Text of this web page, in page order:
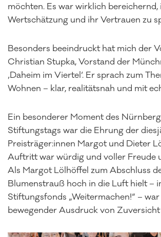
möchten. Es war wirklich
Wertschätzung und ihr Vertrauen zu
Besonders beeindruckt hat mich der
Christian Stupka, Vorstand der
‚Daheim im Viertel‘. Er sprach zum
Wohnen – klar, realitätsnah und mit
Ein besonderer Moment des
Stiftungstags war die Ehrung der
Preisträger:innen Margot und Dieter
Auftritt war würdig und voller Freude
Als Margot Lölhöffel zum Abschluss
Blumenstrauß hoch in die Luft hielt –
Stiftungsfonds „Weitermachen!“ – war
bewegender Ausdruck von